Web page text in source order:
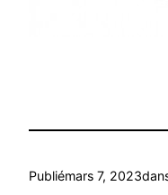
Publiémars 7, 2023